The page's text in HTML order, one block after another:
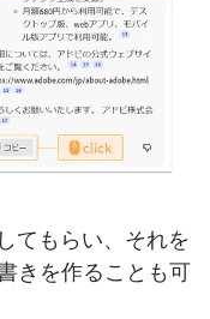
てもらい、それを
きを作ることも可